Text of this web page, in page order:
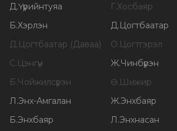
Д.Үүрийнтуяа Г.Хосбаяр
Б.Хэрлэн Д.Цогтбаатар
Д.Цогтбаатар (Даваа) О.Цогтгэрэл
С.Цэнгүүн Ж.Чинбүрэн
Б.Чойжилсүрэн Ө.Шижир
Л.Энх-Амгалан Ж.Энхбаяр
Б.Энхбаяр Л.Энхнасан